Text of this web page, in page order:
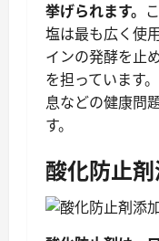
挙げられます。
塩は最も広く使
インの発酵を止
を担っています
息などの健康問
す。
酸化防止